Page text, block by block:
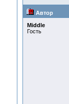
Автор
Middle
Гость